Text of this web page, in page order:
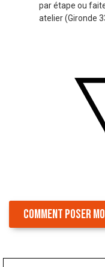
par étape ou
atelier (Gironde
COMMENT POSER